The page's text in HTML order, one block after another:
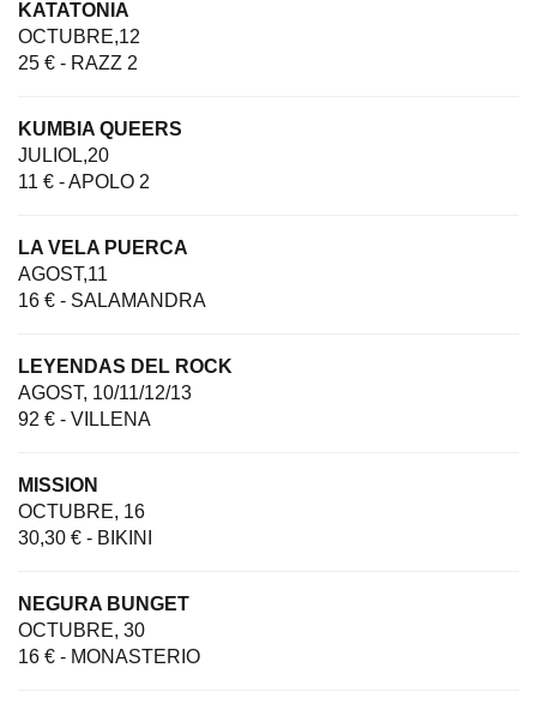
KATATONIA
OCTUBRE,12
25 € - RAZZ 2
KUMBIA QUEERS
JULIOL,20
11 € - APOLO 2
LA VELA PUERCA
AGOST,11
16 € - SALAMANDRA
LEYENDAS DEL ROCK
AGOST, 10/11/12/13
92 € - VILLENA
MISSION
OCTUBRE, 16
30,30 € - BIKINI
NEGURA BUNGET
OCTUBRE, 30
16 € - MONASTERIO